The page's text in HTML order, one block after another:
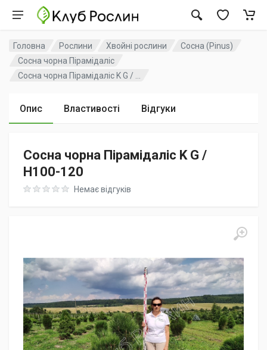
Головна Рослини Хвойні рослини
Сосна (Pinus)
Сосна чорна Пірамідаліс
Сосна чорна Пірамідаліс K G / ...
Опис Властивості Відгуки
Сосна чорна Пірамідаліс K G /
H100-120
Rating: 0 out of 5Немає відгуків